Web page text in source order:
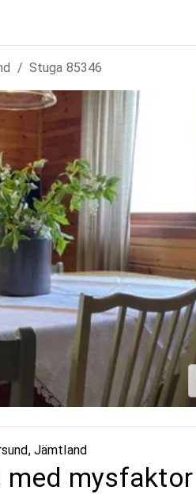
/ Stuga 85346
, Jämtland
med